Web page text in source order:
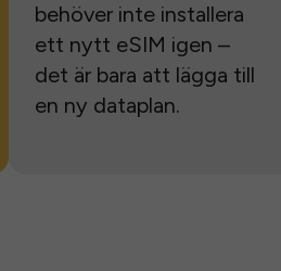
behöver inte installera
ett nytt eSIM igen –
det är bara att lägga till
en ny dataplan.